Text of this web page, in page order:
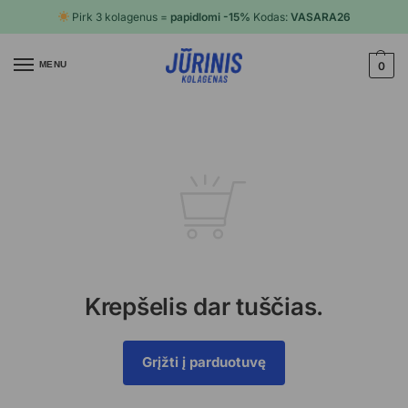
Pirk 3 kolagenus = papidlomi -15% Kodas:VASARA26
MENU 0
Krepšelis dar tuščias.
Grįžti į parduotuvę